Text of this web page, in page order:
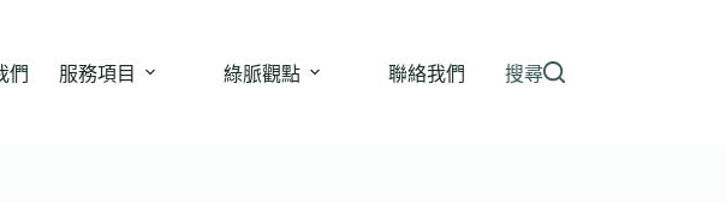
們 服務項目 綠脈觀點 聯絡我們 搜尋